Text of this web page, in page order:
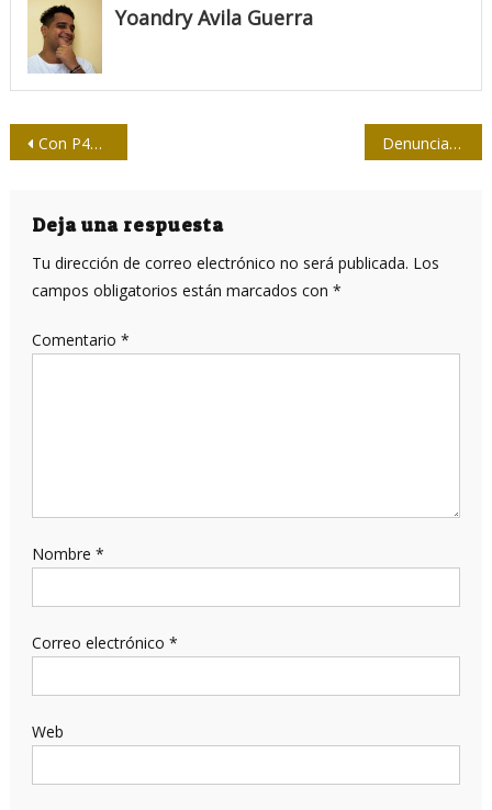
Yoandry Avila Guerra
Navegación
entradas
Con P4R terminó la partida inolvidable de Javier Chonillo Denuncia MINREX operación mediática organizada por el trumpismo contra Cuba (+ Línea del Tiempo)
Deja una respuesta
Tu dirección de correo electrónico no será publicada. Los
campos obligatorios están marcados con *
Comentario *
Nombre *
Correo electrónico *
Web